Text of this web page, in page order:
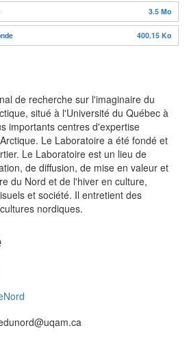
3.5 Mo
400.15 Ko
de recherche sur l'imaginaire du
situé à l'Université du Québec à
importants centres d'expertise
Le Laboratoire a été fondé et
Le Laboratoire est un lieu de
de diffusion, de mise en valeur et
du Nord et de l'hiver en culture,
et société. Il entretient des
nordiques.